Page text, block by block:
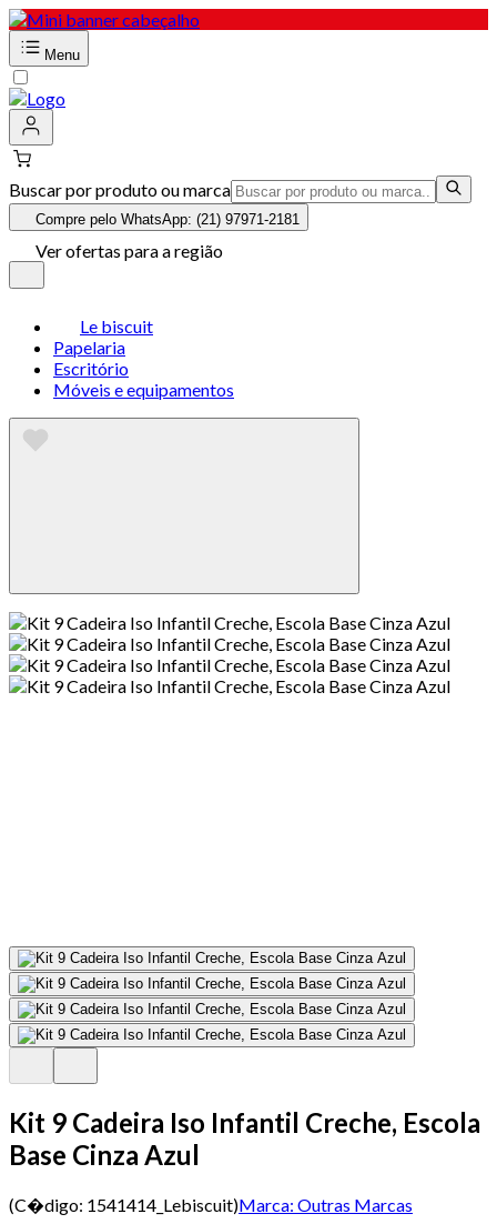
Menu
Buscar por produto ou marca
Compre pelo WhatsApp: (21) 97971-2181
Ver ofertas para a região
Le biscuit
Papelaria
Escritório
Móveis e equipamentos
Kit 9 Cadeira Iso Infantil Creche, Escola
Base Cinza Azul
(C�digo: 1541414_Lebiscuit)Marca: Outras Marcas